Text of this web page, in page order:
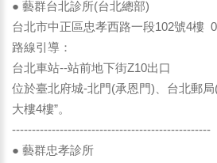
● 藝群台北診所(台北總部)
台北市中正區忠孝西路一段102號4樓
路線引導：
台北車站--站前地下街Z10出口
位於臺北府城-北門(承恩門)、台北郵
大樓4樓”。
--------------------------------------------------
● 藝群忠孝診所